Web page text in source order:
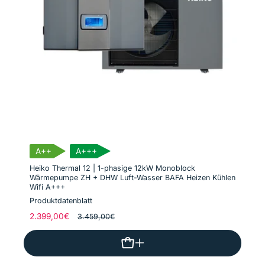
A++ A+++
Heiko Thermal 12 | 1-phasige 12kW Monoblock
Wärmepumpe ZH + DHW Luft-Wasser BAFA Heizen Kühlen
Wifi A+++
Produktdatenblatt
Normaler
2.399,00€ Verkaufspreis
3.459,00€